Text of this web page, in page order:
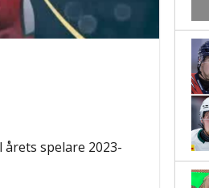
spelare 2023-